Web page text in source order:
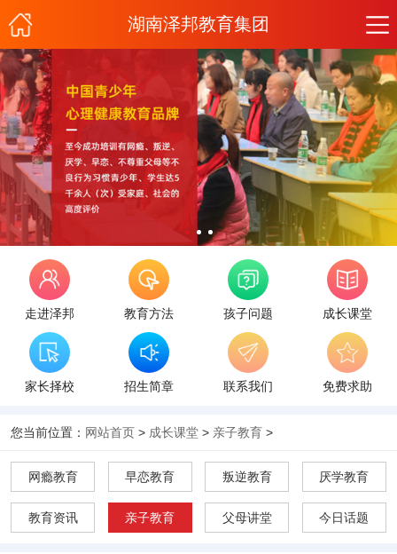
湖南泽邦教育集团
走进泽邦 教育方法 孩子问题 成长课堂
家长择校 招生简章 联系我们 免费求助
您当前位置： 网站首页 > 成长课堂 > 亲子教育 >
网瘾教育 早恋教育 叛逆教育 厌学教育
教育资讯 亲子教育 父母讲堂 今日话题